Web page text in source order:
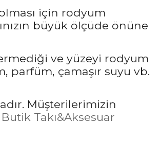
için rodyum
büyük ölçüde önüne
ve yüzeyi rodyum
parfüm, çamaşır suyu vb.
Müşterilerimizin
Takı&Aksesuar